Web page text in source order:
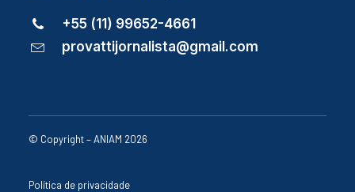
+55 (11) 99652-4661
provattijornalista@gmail.com
© Copyright – ANIAM 2026
Política de privacidade